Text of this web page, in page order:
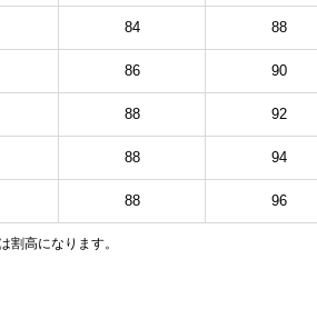
84 88
86 90
88 92
88 94
88 96
割高になります。